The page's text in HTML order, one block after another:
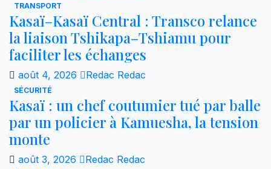
TRANSPORT
Kasaï–Kasaï Central : Transco relance
la liaison Tshikapa–Tshiamu pour
faciliter les échanges
août 4, 2026 Redac Redac
SÉCURITÉ
Kasaï : un chef coutumier tué par balle
par un policier à Kamuesha, la tension
monte
août 3, 2026 Redac Redac